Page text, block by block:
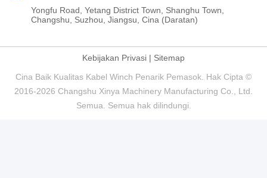
Yongfu Road, Yetang District Town, Shanghu Town,
Changshu, Suzhou, Jiangsu, Cina (Daratan)
Kebijakan Privasi | Sitemap
Cina Baik Kualitas Kabel Winch Penarik Pemasok. Hak Cipta ©
2016-2026 Changshu Xinya Machinery Manufacturing Co., Ltd.
Semua. Semua hak dilindungi.